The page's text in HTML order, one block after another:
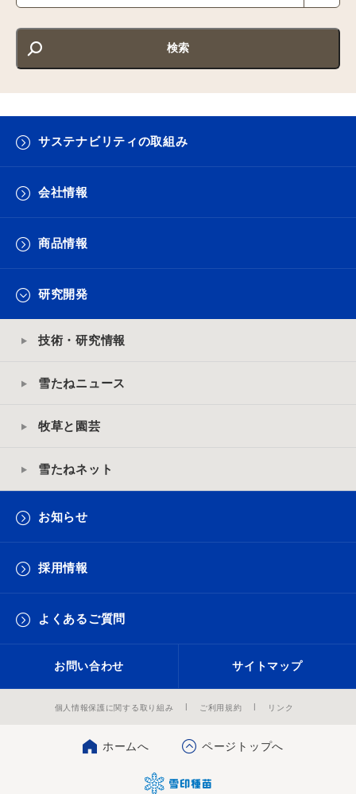
サステナビリティの取組み
会社情報
商品情報
研究開発
技術・研究情報
雪たねニュース
牧草と園芸
雪たねネット
お知らせ
採用情報
よくあるご質問
お問い合わせ サイトマップ
ホームへ ページトップへ
個人情報保護に関する取り組み ご利用規約 リンク